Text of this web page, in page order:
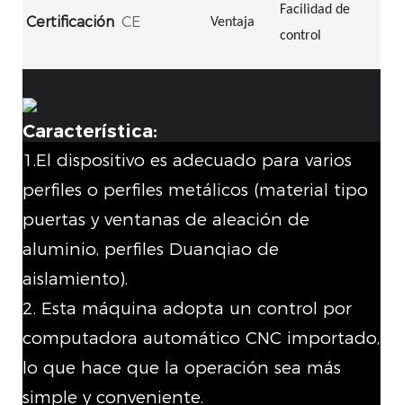
Certificación CE Ventaja
Facilidad de
control
Característica:
1.El dispositivo es adecuado para varios
perfiles o perfiles metálicos (material tipo
puertas y ventanas de aleación de
aluminio, perfiles Duanqiao de
aislamiento).
2. Esta máquina adopta un control por
computadora automático CNC importado,
lo que hace que la operación sea más
simple y conveniente.